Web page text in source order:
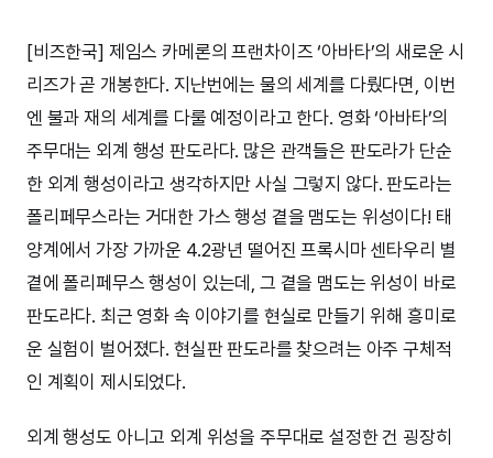
[비즈한국] 제임스 카메론의 프랜차이즈 ‘아바타’의 새로운 시
리즈가 곧 개봉한다. 지난번에는 물의 세계를 다뤘다면, 이번
엔 불과 재의 세계를 다룰 예정이라고 한다. 영화 ‘아바타’의
주무대는 외계 행성 판도라다. 많은 관객들은 판도라가 단순
한 외계 행성이라고 생각하지만 사실 그렇지 않다. 판도라는
폴리페무스라는 거대한 가스 행성 곁을 맴도는 위성이다! 태
양계에서 가장 가까운 4.2광년 떨어진 프록시마 센타우리 별
곁에 폴리페무스 행성이 있는데, 그 곁을 맴도는 위성이 바로
판도라다. 최근 영화 속 이야기를 현실로 만들기 위해 흥미로
운 실험이 벌어졌다. 현실판 판도라를 찾으려는 아주 구체적
인 계획이 제시되었다.
외계 행성도 아니고 외계 위성을 주무대로 설정한 건 굉장히